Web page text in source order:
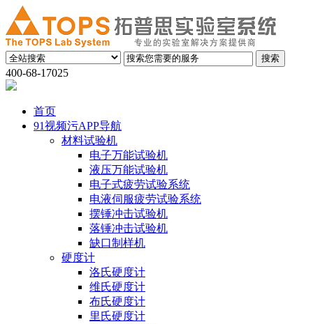
400-68-17025
首页
91视频污APP导航
材料试验机
电子万能试验机
液压万能试验机
电子式疲劳试验系统
电液伺服疲劳试验系统
摆锤冲击试验机
落锤冲击试验机
缺口制样机
硬度计
洛氏硬度计
维氏硬度计
布氏硬度计
里氏硬度计